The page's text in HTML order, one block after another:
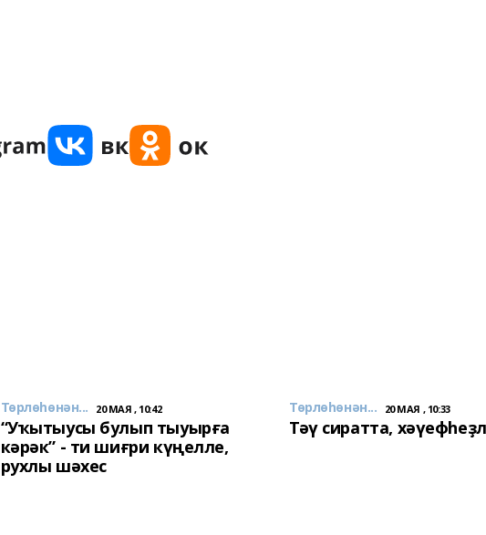
Төрлөһөнән... 20 МАЯ , 10:42
“Уҡытыусы булып тыуырға
кәрәк” - ти шиғри күңелле,
рухлы шәхес
Төрлөһөнән... 20 МАЯ , 10:33
Тәү сиратта,